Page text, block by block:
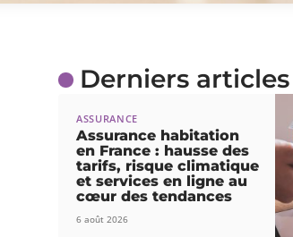
Derniers articles
ASSURANCE
Assurance habitation
en France : hausse des
tarifs, risque climatique
et services en ligne au
cœur des tendances
6 août 2026